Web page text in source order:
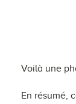
Voilà une
En résumé,